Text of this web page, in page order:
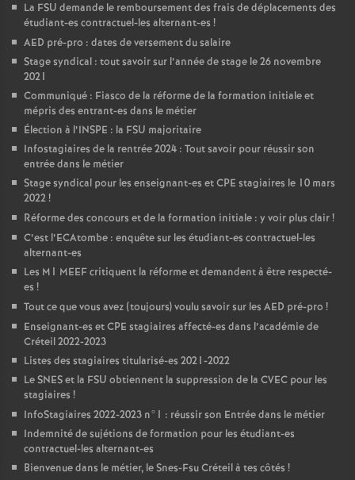
La FSU demande le remboursement des frais de déplacements des
étudiant-es contractuel-les alternant-es !
AED pré-pro : dates de versement du salaire
Stage syndical : tout savoir sur l’année de stage le 26 novembre
2021
Communiqué : Fiasco de la réforme de la formation initiale et
mépris des entrant-es dans le métier
Élection à l’INSPE : la FSU majoritaire
Infostagiaires de la rentrée 2024 : Tout savoir pour réussir son
entrée dans le métier
Stage syndical pour les enseignant-es etCPE stagiaires le 10 mars
2022!
Réforme des concours et de la formation initiale : y voir plus clair!
C’est l’ECAtombe : enquête sur les étudiant-es contractuel-les
alternant-es
Les M1 MEEFcritiquent la réforme et demandent à être respecté-
es !
Tout ce que vous avez (toujours) voulu savoir sur les AED pré-pro !
Enseignant-es etCPE stagiaires affecté-es dans l’académie de
Créteil 2022-2023
Listes des stagiaires titularisé-es 2021-2022
LeSNESet la FSU obtiennent la suppression de la CVEC pour les
stagiaires !
InfoStagiaires 2022-2023 n°1 : réussir son Entrée dans le métier
Indemnité de sujétions de formation pour les étudiant-es
contractuel-les alternant-es
Bienvenue dans le métier, le Snes-Fsu Créteil à tes côtés !